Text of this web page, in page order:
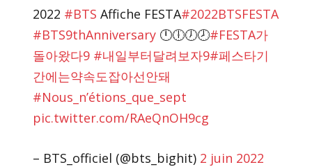
2022 #BTS Affiche FESTA#2022BTSFESTA
#BTS9thAnniversary🕛🕕🕖🕗#FESTA가
돌아왔다9 #내일부터달려보자9#페스타기
간에는약속도잡아선안돼
#Nous_n’étions_que_sept
pic.twitter.com/RAeQnOH9cg
– BTS_officiel (@bts_bighit) 2 juin 2022